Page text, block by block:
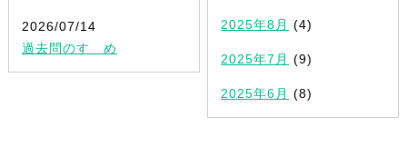
2026/07/14
過去問のすゝめ
2025年8月 (4)
2025年7月 (9)
2025年6月 (8)